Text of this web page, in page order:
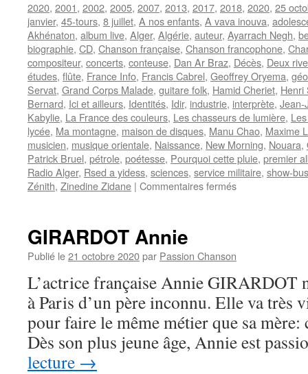
2020, 2001, 2002, 2005, 2007, 2013, 2017, 2018, 2020, 25
janvier, 45-tours, 8 juillet, A nos enfants, A vava inouva,
Akhénaton, album live, Alger, Algérie, auteur, Ayarrach Negh,
biographie, CD, Chanson française, Chanson francophone,
compositeur, concerts, conteuse, Dan Ar Braz, Décès, Deux
études, flûte, France Info, Francis Cabrel, Geoffrey Oryema,
Servat, Grand Corps Malade, guitare folk, Hamid Cheriet, Henri
Bernard, Ici et ailleurs, Identités, Idir, industrie, interprète, Jean-
Kabylie, La France des couleurs, Les chasseurs de lumière,
lycée, Ma montagne, maison de disques, Manu Chao, Maxime
musicien, musique orientale, Naissance, New Morning, Nouara,
Patrick Bruel, pétrole, poétesse, Pourquoi cette pluie, premier
Radio Alger, Rsed a yidess, sciences, service militaire, show-
Zénith, Zinedine Zidane | Commentaires ferméssur
GIRARDOT Annie
Publié le21 octobre 2020par Passion Chanson
L’actrice française Annie GIRARDOT
à Paris d’un père inconnu. Elle va très
pour faire le même métier que sa mère:
Dès son plus jeune âge, Annie est
lecture →